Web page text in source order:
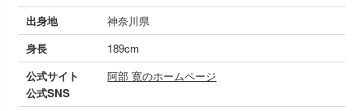
出身地
神奈川県
身長
189cm
公式サイト
公式SNS
阿部 寛のホームページ